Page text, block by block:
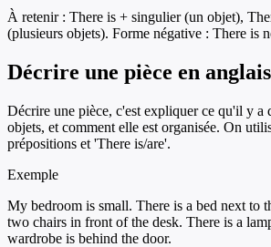
À retenir : There is + singulier (un objet),
(plusieurs objets). Forme négative : There is
Décrire une pièce en anglais
Décrire une pièce, c'est expliquer ce qu'il y a
objets, et comment elle est organisée. On
prépositions et 'There is/are'.
Exemple
My bedroom is small. There is a bed next to
two chairs in front of the desk. There is a
wardrobe is behind the door.